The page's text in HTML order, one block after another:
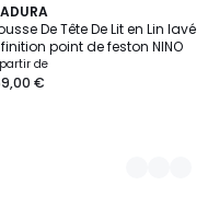
De Tête De Lit en Lin lavé
point de feston NINO
de
€